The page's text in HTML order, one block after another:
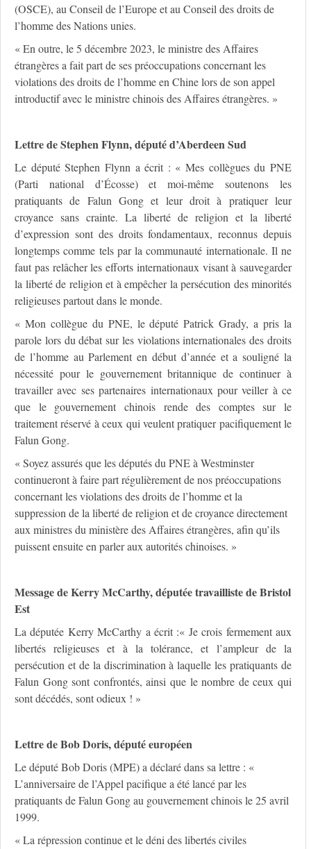
(OSCE), au Conseil de l’Europe et au Conseil des droits de
l’homme des Nations unies.
« En outre, le 5 décembre 2023, le ministre des Affaires
étrangères a fait part de ses préoccupations concernant les
violations des droits de l’homme en Chine lors de son appel
introductif avec le ministre chinois des Affaires étrangères. »
Lettre de Stephen Flynn, député d’Aberdeen Sud
Le député Stephen Flynn a écrit : « Mes collègues du PNE
(Parti national d’Écosse) et moi-même soutenons les
pratiquants de Falun Gong et leur droit à pratiquer leur
croyance sans crainte. La liberté de religion et la liberté
d’expression sont des droits fondamentaux, reconnus depuis
longtemps comme tels par la communauté internationale. Il ne
faut pas relâcher les efforts internationaux visant à sauvegarder
la liberté de religion et à empêcher la persécution des minorités
religieuses partout dans le monde.
« Mon collègue du PNE, le député Patrick Grady, a pris la
parole lors du débat sur les violations internationales des droits
de l’homme au Parlement en début d’année et a souligné la
nécessité pour le gouvernement britannique de continuer à
travailler avec ses partenaires internationaux pour veiller à ce
que le gouvernement chinois rende des comptes sur le
traitement réservé à ceux qui veulent pratiquer pacifiquement le
Falun Gong.
« Soyez assurés que les députés du PNE à Westminster
continueront à faire part régulièrement de nos préoccupations
concernant les violations des droits de l’homme et la
suppression de la liberté de religion et de croyance directement
aux ministres du ministère des Affaires étrangères, afin qu’ils
puissent ensuite en parler aux autorités chinoises. »
Message de Kerry McCarthy, députée travailliste de Bristol
Est
La députée Kerry McCarthy a écrit :« Je crois fermement aux
libertés religieuses et à la tolérance, et l’ampleur de la
persécution et de la discrimination à laquelle les pratiquants de
Falun Gong sont confrontés, ainsi que le nombre de ceux qui
sont décédés, sont odieux ! »
Lettre de Bob Doris, député européen
Le député Bob Doris (MPE) a déclaré dans sa lettre : «
L’anniversaire de l’Appel pacifique a été lancé par les
pratiquants de Falun Gong au gouvernement chinois le 25 avril
1999.
« La répression continue et le déni des libertés civiles